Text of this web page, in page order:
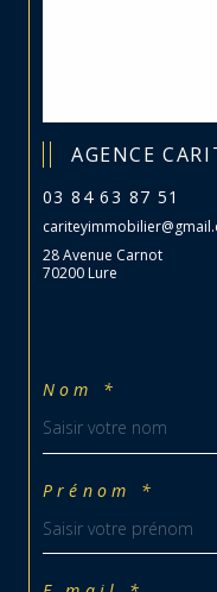
AGENCE
03 84 63 87 51
28 Avenue Carnot
70200 Lure
Nom *
Prénom *